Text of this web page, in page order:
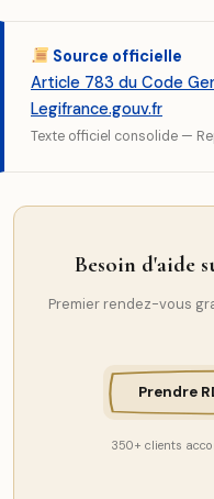
Source officielle
Article 783 du Code
Legifrance.gouv.fr
Texte officiel consolide —
Besoin d'aide
Premier rendez-vous
Prendre
350+ clients